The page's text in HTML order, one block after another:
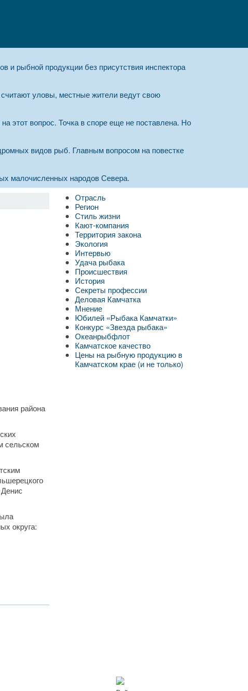
и рыбной продукции без присутствия инспектора
уловы, местные жители ведут свою
этот вопрос. Точка в споре еще не поставлена. Но
видов рыб. Главным вопросом на повестке
малочисленных народов Севера.
района
сельском
округа:
Отрасль
Регион
Стиль жизни
Кают-компания
Территория закона
Экология
Интервью
Удача рыбака
Происшествия
История
Секреты профессии
Деловая Камчатка
Мнение
Юбилей «Рыбака Камчатки»
Конкурс «Звезда рыбака»
Океанрыбфлот
Камчатское качество
Цены на рыбную продукцию в
Камчатском крае (и не только)